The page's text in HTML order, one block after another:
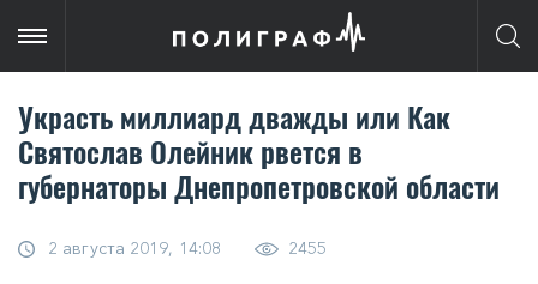
Украсть миллиард дважды или Как
Святослав Олейник рвется в
губернаторы Днепропетровской области
2 августа 2019, 14:08 2455